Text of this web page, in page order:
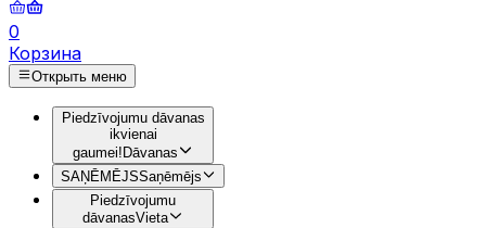
0
Корзина
Открыть меню
Piedzīvojumu dāvanas
ikvienai
gaumei!Dāvanas
SAŅĒMĒJSSaņēmējs
Piedzīvojumu
dāvanasVieta